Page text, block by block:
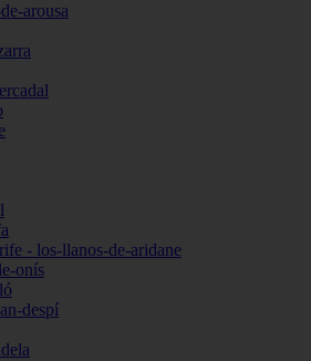
arousa
- los-llanos-de-aridane
onís
despí